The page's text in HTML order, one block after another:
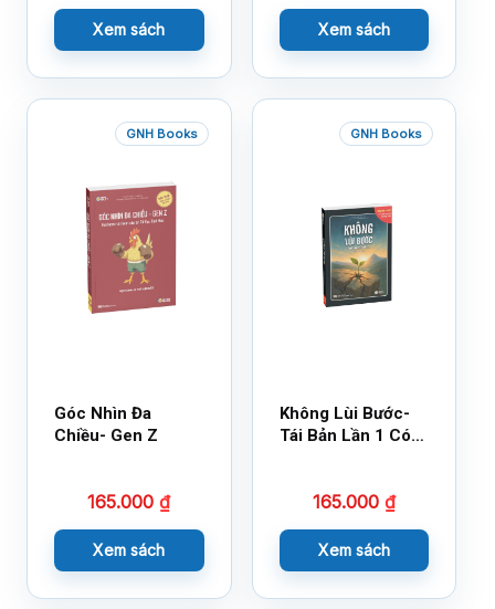
Xem sách Xem sách
GNH Books
Góc Nhìn Đa
Chiều- Gen Z
165.000₫
Xem sách
GNH Books
Không Lùi Bước-
Tái Bản Lần 1 Có
165.000 ₫
Xem sách